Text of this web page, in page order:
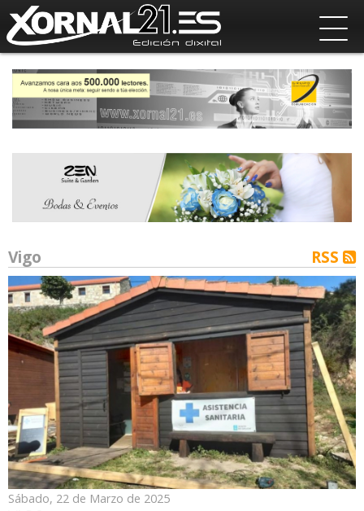
Vigo RSS
Sábado, 22 de Marzo de 2025